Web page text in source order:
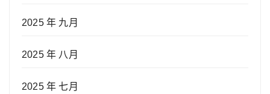
2025 年 九月
2025 年 八月
2025 年 七月